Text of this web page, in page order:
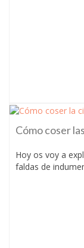
Cómo coser
Hoy os voy a
faldas de